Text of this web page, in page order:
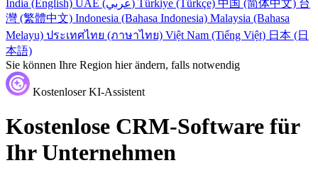
India (English)
UAE (عربي) Türkiye (Türkçe) 中国 (简体中文) 台
灣 (繁體中文) Indonesia (Bahasa Indonesia) Malaysia (Bahasa
Melayu) ประเทศไทย (ภาษาไทย) Việt Nam (Tiếng Việt) 日本 (日
本語)
Sie können Ihre Region hier ändern, falls notwendig
Kostenloser KI-Assistent
Kostenlose CRM-Software für
Ihr Unternehmen